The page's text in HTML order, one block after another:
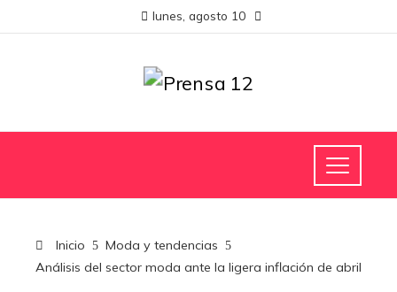
lunes, agosto 10
Inicio
Moda y tendencias
Análisis del sector moda ante la ligera inflación de abril